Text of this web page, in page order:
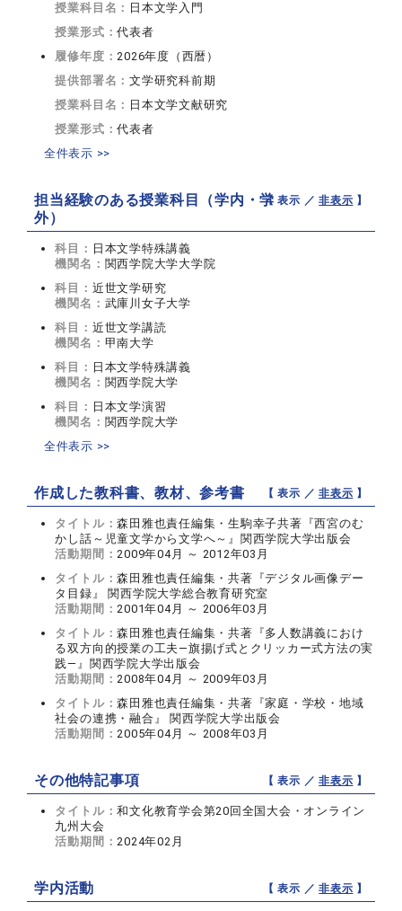
授業科目名： 日本文学入門
授業形式：代表者
履修年度：2026年度（西暦）
提供部署名：文学研究科前期
授業科目名： 日本文学文献研究
授業形式：代表者
全件表示 >>
担当経験のある授業科目（学内・学
外）
【 表示 ／非表示 】
科目： 日本文学特殊講義
機関名： 関西学院大学大学院
科目： 近世文学研究
機関名： 武庫川女子大学
科目： 近世文学講読
機関名： 甲南大学
科目： 日本文学特殊講義
機関名： 関西学院大学
科目： 日本文学演習
機関名： 関西学院大学
全件表示 >>
作成した教科書、教材、参考書 【 表示 ／非表示 】
タイトル：森田雅也責任編集・生駒幸子共著『西宮のむ
かし話～児童文学から文学へ～』関西学院大学出版会
活動期間：2009年04月 ～ 2012年03月
タイトル：森田雅也責任編集・共著『デジタル画像デー
タ目録』 関西学院大学総合教育研究室
活動期間：2001年04月 ～ 2006年03月
タイトル：森田雅也責任編集・共著『多人数講義におけ
る双方向的授業の工夫―旗揚げ式とクリッカー式方法の実
践―』関西学院大学出版会
活動期間：2008年04月 ～ 2009年03月
タイトル：森田雅也責任編集・共著『家庭・学校・地域
社会の連携・融合』 関西学院大学出版会
活動期間：2005年04月 ～ 2008年03月
その他特記事項 【 表示 ／非表示 】
タイトル：和文化教育学会第20回全国大会・オンライン
九州大会
活動期間：2024年02月
学内活動 【 表示 ／非表示 】